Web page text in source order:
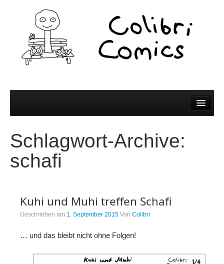
Comics
Colibri Wissen
Spiel und Spaß
Schlagwort-Archive:
schafi
Kuhi und Muhi treffen Schafi
Geschrieben am 1. September 2015 Von Colibri
… und das bleibt nicht ohne Folgen!